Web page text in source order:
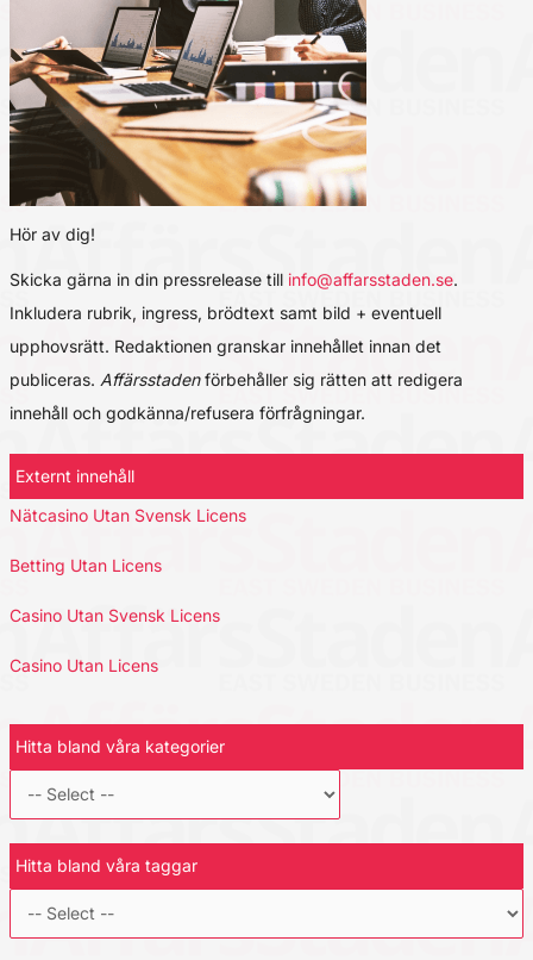
Hör av dig!
Skicka gärna in din pressrelease till info@affarsstaden.se.
Inkludera rubrik, ingress, brödtext samt bild + eventuell
upphovsrätt. Redaktionen granskar innehållet innan det
publiceras. Affärsstadenförbehåller sig rätten att redigera
innehåll och godkänna/refusera förfrågningar.
Externt innehåll
Nätcasino Utan Svensk Licens
Betting Utan Licens
Casino Utan Svensk Licens
Casino Utan Licens
Hitta bland våra kategorier
Hitta bland våra taggar